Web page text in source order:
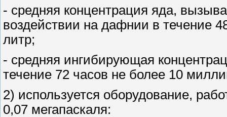
- средняя концентрация яда,
воздействии на дафнии в течение
литр;
- средняя ингибирующая
течение 72 часов не более 10
2) используется оборудование,
0,07 мегапаскаля: